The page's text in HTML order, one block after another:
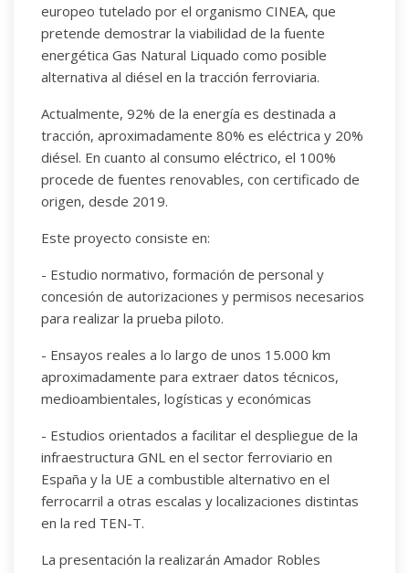
europeo tutelado por el organismo CINEA, que
pretende demostrar la viabilidad de la fuente
energética Gas Natural Liquado como posible
alternativa al diésel en la tracción ferroviaria.
Actualmente, 92% de la energía es destinada a
tracción, aproximadamente 80% es eléctrica y 20%
diésel. En cuanto al consumo eléctrico, el 100%
procede de fuentes renovables, con certificado de
origen, desde 2019.
Este proyecto consiste en:
- Estudio normativo, formación de personal y
concesión de autorizaciones y permisos necesarios
para realizar la prueba piloto.
- Ensayos reales a lo largo de unos 15.000 km
aproximadamente para extraer datos técnicos,
medioambientales, logísticas y económicas
- Estudios orientados a facilitar el despliegue de la
infraestructura GNL en el sector ferroviario en
España y la UE a combustible alternativo en el
ferrocarril a otras escalas y localizaciones distintas
en la red TEN-T.
La presentación la realizarán Amador Robles